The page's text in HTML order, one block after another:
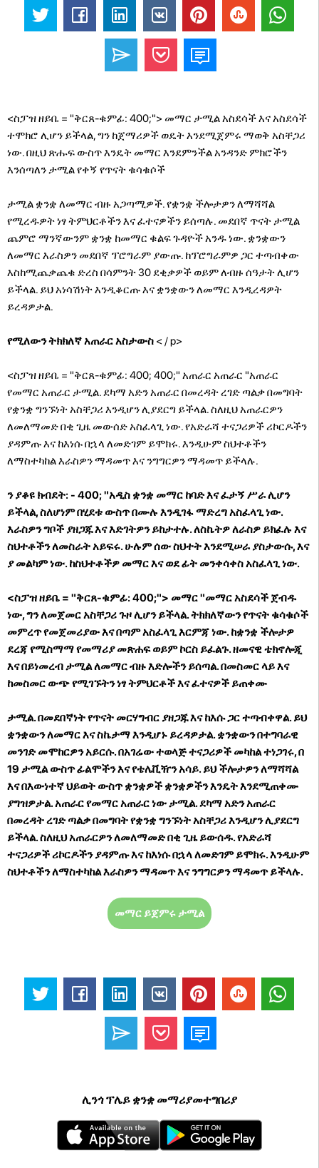
<ስፓዝ ዘይቤ = "ቅርጸ-ቁምፊ: 400;"> መማር ታሚል አስደሳች እና አስደሳች
ተሞክሮ ሊሆን ይችላል, ግን ከጀማሪዎች ወዴት እንደሚጀምሩ ማወቅ አስቸጋሪ
ነው. በዚህ ጽሑፍ ውስጥ እንዴት መማር እንደምንችል አንዳንድ ምክሮችን
እንሰጣለን ታሚል የቀኝ የጥናት ቁሳቁሶች
ታሚል ቋንቋ ለመማር ብዙ አጋጣሚዎች. የቋንቋ ችሎታዎን ለማሻሻል
የሚረዱዎት ነፃ ትምህርቶችን እና ፈተናዎችን ይሰጣሉ. መደበኛ ጥናት ታሚል
ጨምሮ ማንኛውንም ቋንቋ ከመማር ቁልፍ ጉዳዮች አንዱ ነው. ቋንቋውን
ለመማር እራስዎን መደበኛ ፕሮግራም ያውጡ. ከፕሮግራምዎ ጋር ተጣብቀው
እስከሚጨቃጨቁ ድረስ በሳምንት 30 ደቂቃዎች ወይም ለብዙ ሰዓታት ሊሆን
ይችላል. ይህ አነሳሽነት እንዲቆርጡ እና ቋንቋውን ለመማር እንዲረዳዎት
ይረዳዎታል.
የሚለውን ትክክለኛ አጠራርአስታውስ < / p>
<ስፓዝ ዘይቤ = "ቅርጸ-ቁምፊ: 400; 400;" አጠራር አጠራር "አጠራር
የመማር አጠራር ታሚል. ደካማ አድን አጠራር በመረዳት ረገድ ጣልቃ በመግባት
የቋንቋ ግንኙነት አስቸጋሪ እንዲሆን ሊያደርግ ይችላል. ስለዚህ አጠራርዎን
ለመለማመድ በቂ ጊዜ መውሰድ አስፈላጊ ነው. የአድራሻ ተናጋሪዎች ሪኮርዶችን
ያዳምጡ እና ከእነሱ በኋላ ለመድገም ይሞክሩ. እንዲሁም ስህተቶችን
ለማስተካከል እራስዎን ማዳመጥ እና ንግግርዎን ማዳመጥ ይችላሉ.
ን ያቆዩ ክብደት: - 400; "አዲስ ቋንቋ መማር ከባድ እና ፈታኝ ሥራ ሊሆን
ይችላል, ስለሆነም በሂደቱ ውስጥ በሙሉ እንዲገፋ ማድረግ አስፈላጊ ነው.
እራስዎን ግቦች ያዘጋጁ እና እድገትዎን ይከታተሉ. ለስኬትዎ ለራስዎ ይክፈሉ እና
ስህተቶችን ለመስራት አይፍሩ. ሁሉም ሰው ስህተት እንደሚሠራ ያስታውሱ, እና
ያ መልካም ነው. ከስህተቶችዎ መማር እና ወደ ፊት መንቀሳቀስ አስፈላጊ ነው.
<ስፓዝ ዘይቤ = "ቅርጸ-ቁምፊ: 400;"> መማር "መማር አስደሳች ጀብዱ
ነው, ግን ለመጀመር አስቸጋሪ ጉዞ ሊሆን ይችላል. ትክክለኛውን የጥናት ቁሳቁሶች
መምረጥ የመጀመሪያው እና በጣም አስፈላጊ እርምጃ ነው. ከቋንቋ ችሎታዎ
ደረጃ የሚስማማ የመማሪያ መጽሐፍ ወይም ኮርስ ይፈልጉ. ዘመናዊ ቴክኖሎጂ
እና በይነመረብ ታሚል ለመማር ብዙ እድሎችን ይሰጣል. በመስመር ላይ እና
ከመስመር ውጭ የሚገኙትን ነፃ ትምህርቶች እና ፈተናዎች ይጠቀሙ
ታሚል. በመደበኛነት የጥናት መርሃግብር ያዘጋጁ እና ከእሱ ጋር ተጣብቀዋል. ይህ
ቋንቋውን ለመማር እና ስኬታማ እንዲሆኑ ይረዳዎታል. ቋንቋውን በተግባራዊ
መንገድ መሞከርዎን አይርሱ. በአገሬው ተወላጅ ተናጋሪዎች መካከል ተነጋገሩ, በ
19 ታሚል ውስጥ ፊልሞችን እና የቴሌቪዥን አሳይ. ይህ ችሎታዎን ለማሻሻል
እና በእውነተኛ ህይወት ውስጥ ቋንቋዎች ቋንቋዎችን እንዴት እንደሚጠቀሙ
ያግዝዎታል.አጠራር የመማር አጠራር ነው ታሚል. ደካማ አድን አጠራር
በመረዳት ረገድ ጣልቃ በመግባት የቋንቋ ግንኙነት አስቸጋሪ እንዲሆን ሊያደርግ
ይችላል. ስለዚህ አጠራርዎን ለመለማመድ በቂ ጊዜ ይውሰዱ. የአድራሻ
ተናጋሪዎች ሪኮርዶችን ያዳምጡ እና ከእነሱ በኋላ ለመድገም ይሞክሩ. እንዲሁም
ስህተቶችን ለማስተካከል እራስዎን ማዳመጥ እና ንግግርዎን ማዳመጥ ይችላሉ.
መማር ይጀምሩ ታሚል
ሊንጎ ፕሌይ ቋንቋ መማሪያመተግበሪያ